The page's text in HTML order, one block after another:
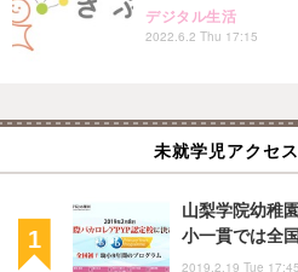
デジタル生活
2022.6.2 Thu 17:15
未就学児アクセ
山梨学院幼稚
小一貫では全
2019.2.19 Tue 17:45